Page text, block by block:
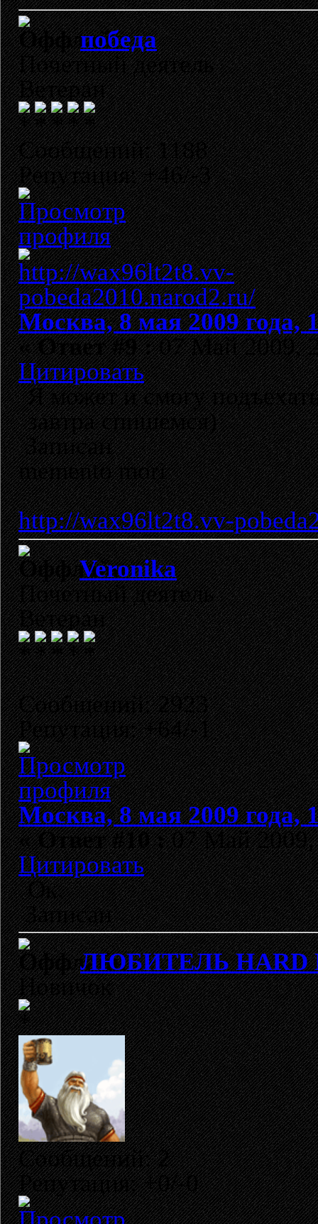
победа
Почетный деятель
Ветеран
Сообщений: 1188
Репутация: +46/-3
Москва, 8 мая 2009 года,
«Ответ #9 :07 Май 2009,
Цитировать
Я может и смогу
завтра спишемся)
Записан
memento mori
http://wax96lt2t8.vv-
Veronika
Почетный деятель
Ветеран
Сообщений: 2923
Репутация: +64/-1
Москва, 8 мая 2009 года,
«Ответ #10 :07 Май 2009,
Цитировать
Ок.
Записан
ЛЮБИТЕЛЬ HARD
Новичок
Сообщений: 2
Репутация: +0/-0